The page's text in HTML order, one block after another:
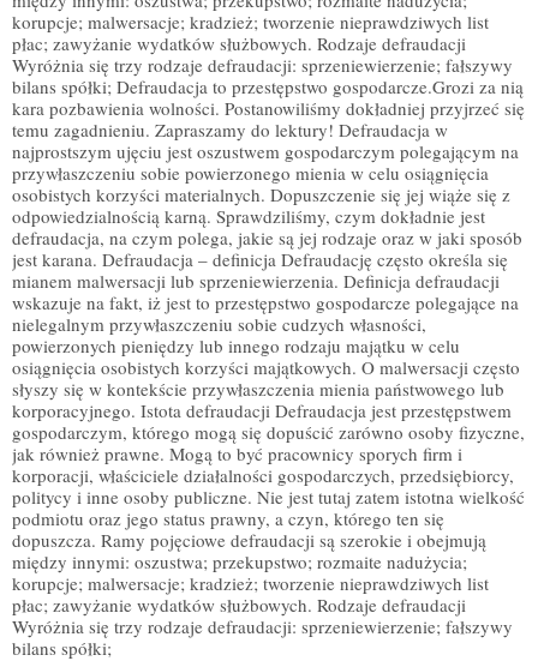
korupcje; malwersacje; kradzież; tworzenie nieprawdziwych list
płac; zawyżanie wydatków służbowych. Rodzaje defraudacji
Wyróżnia się trzy rodzaje defraudacji: sprzeniewierzenie; fałszywy
bilans spółki; Defraudacja to przestępstwo gospodarcze.Grozi za nią
kara pozbawienia wolności. Postanowiliśmy dokładniej przyjrzeć się
temu zagadnieniu. Zapraszamy do lektury! Defraudacja w
najprostszym ujęciu jest oszustwem gospodarczym polegającym na
przywłaszczeniu sobie powierzonego mienia w celu osiągnięcia
osobistych korzyści materialnych. Dopuszczenie się jej wiąże się z
odpowiedzialnością karną. Sprawdziliśmy, czym dokładnie jest
defraudacja, na czym polega, jakie są jej rodzaje oraz w jaki sposób
jest karana. Defraudacja – definicja Defraudację często określa się
mianem malwersacji lub sprzeniewierzenia. Definicja defraudacji
wskazuje na fakt, iż jest to przestępstwo gospodarcze polegające na
nielegalnym przywłaszczeniu sobie cudzych własności,
powierzonych pieniędzy lub innego rodzaju majątku w celu
osiągnięcia osobistych korzyści majątkowych. O malwersacji często
słyszy się w kontekście przywłaszczenia mienia państwowego lub
korporacyjnego. Istota defraudacji Defraudacja jest przestępstwem
gospodarczym, którego mogą się dopuścić zarówno osoby fizyczne,
jak również prawne. Mogą to być pracownicy sporych firm i
korporacji, właściciele działalności gospodarczych, przedsiębiorcy,
politycy i inne osoby publiczne. Nie jest tutaj zatem istotna wielkość
podmiotu oraz jego status prawny, a czyn, którego ten się
dopuszcza. Ramy pojęciowe defraudacji są szerokie i obejmują
między innymi: oszustwa; przekupstwo; rozmaite nadużycia;
korupcje; malwersacje; kradzież; tworzenie nieprawdziwych list
płac; zawyżanie wydatków służbowych. Rodzaje defraudacji
Wyróżnia się trzy rodzaje defraudacji: sprzeniewierzenie; fałszywy
bilans spółki;